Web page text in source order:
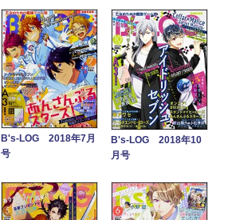
B's-LOG 2018年7月
号
B's-LOG 2018年10
月号